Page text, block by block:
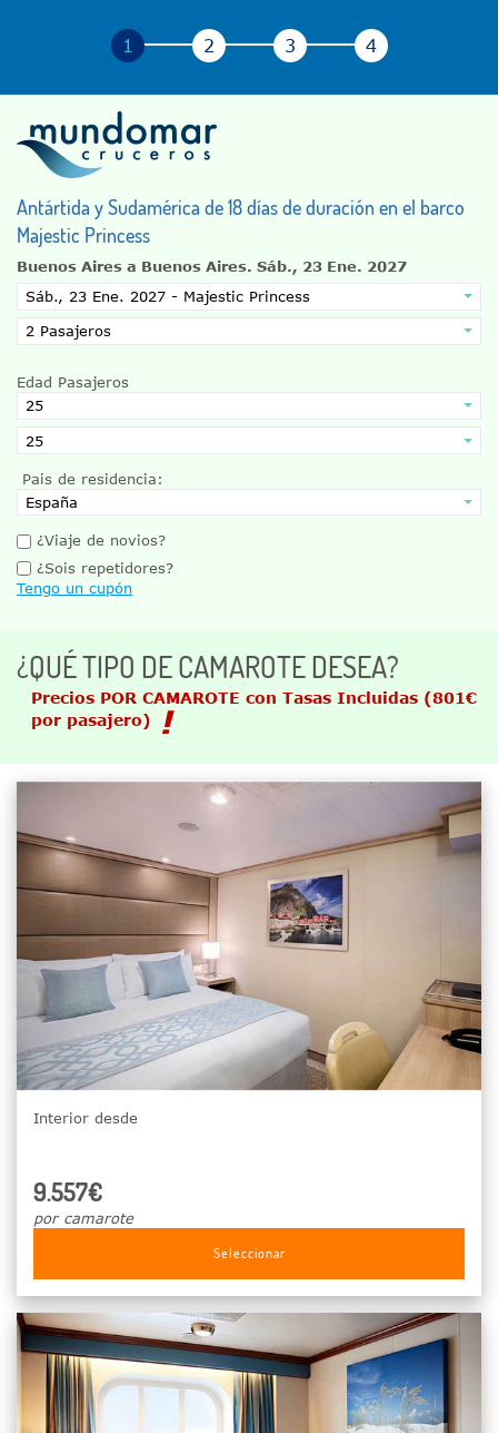
Antártida y Sudamérica de 18 días de duración en el barco
Majestic Princess
Buenos Aires a Buenos Aires. Sáb., 23 Ene. 2027
Edad Pasajeros
Pais de residencia:
¿Viaje de novios?
¿Sois repetidores?
Tengo un cupón
¿QUÉ TIPO DE CAMAROTE DESEA?
Precios POR CAMAROTE con Tasas Incluidas (801€
por pasajero)
Interior desde
9.557€
por camarote
Seleccionar